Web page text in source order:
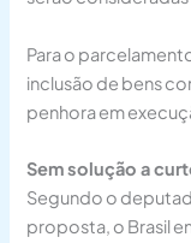
Para o
inclusão de bens
penhora em
Sem solução a
Segundo o
proposta, o Brasil